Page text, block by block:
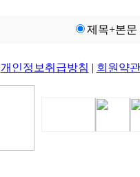
제목+본문
개인정보취급방침 | 회원약관